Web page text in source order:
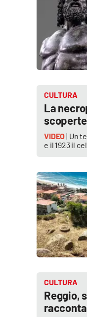
Lacapitalenews.it
Cosenzachannel.it
CULTURA
La
VIDEO| Un
e il 1923 il
CULTURA
Reggio,